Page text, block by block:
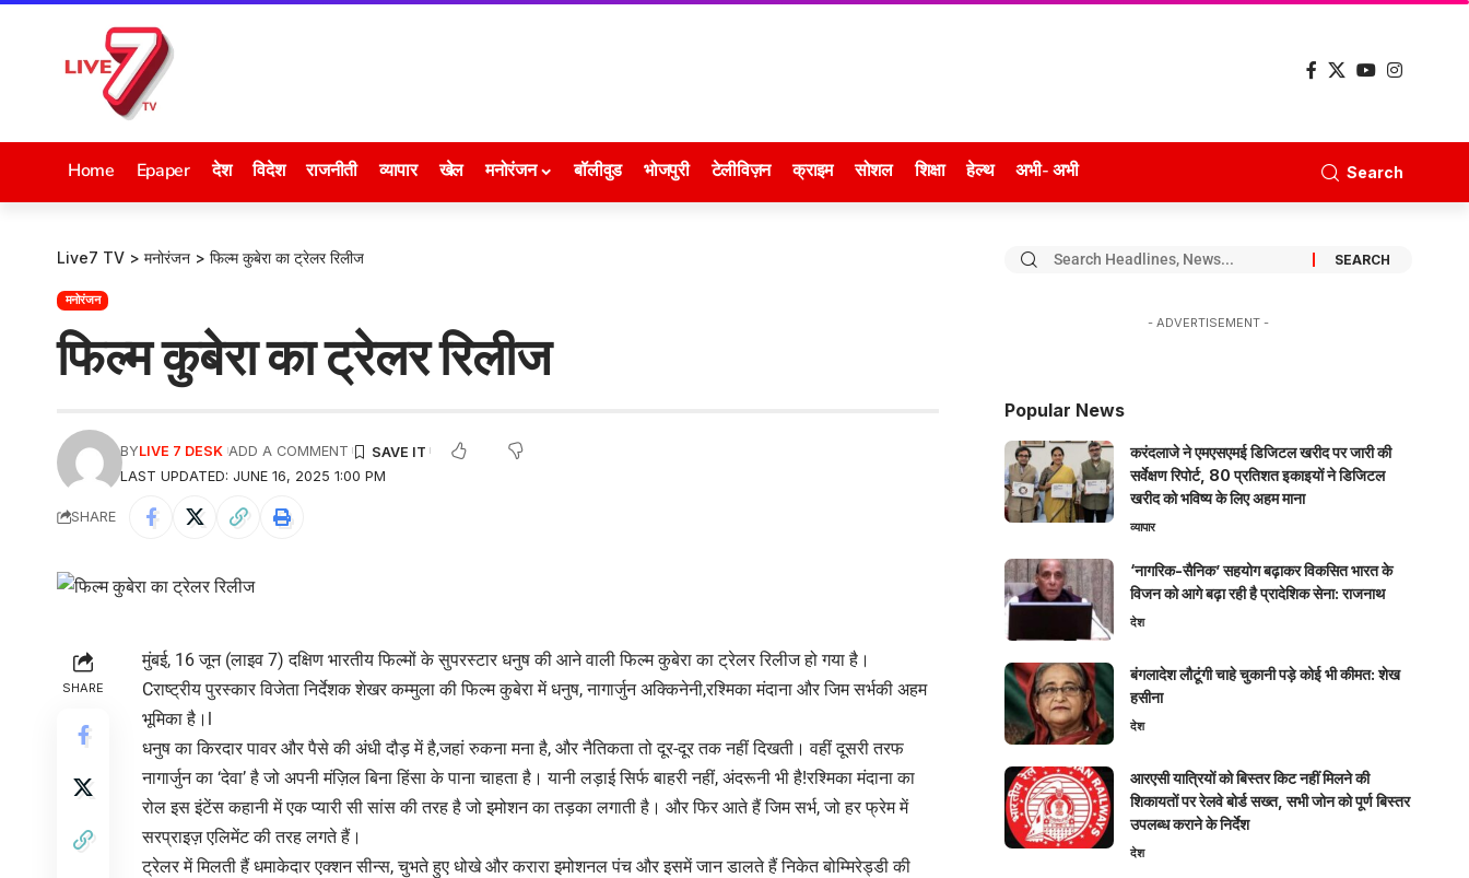
Home Epaper देश विदेश राजनीती व्यापार खेल मनोरंजन बॉलीवुड भोजपुरी टेलीविज़न क्राइम सोशल शिक्षा हेल्थ अभी- अभी Search
Live7 TV > मनोरंजन > फिल्म कुबेरा का ट्रेलर रिलीज
मनोरंजन
फिल्म कुबेरा का ट्रेलर रिलीज
LAST UPDATED: JUNE 16, 2025 1:00 PM
BYLIVE 7 DESK ADD A COMMENT
SHARE
SHARE
मुंबई, 16 जून (लाइव 7) दक्षिण भारतीय फिल्मों के सुपरस्टार धनुष की आने वाली फिल्म कुबेरा का ट्रेलर रिलीज हो गया है।
Cराष्ट्रीय पुरस्कार विजेता निर्देशक शेखर कम्मुला की फिल्म कुबेरा में धनुष, नागार्जुन अक्किनेनी,रश्मिका मंदाना और जिम सर्भकी अहम
भूमिका है।l
धनुष का किरदार पावर और पैसे की अंधी दौड़ में है,जहां रुकना मना है, और नैतिकता तो दूर-दूर तक नहीं दिखती। वहीं दूसरी तरफ
नागार्जुन का ‘देवा’ है जो अपनी मंज़िल बिना हिंसा के पाना चाहता है। यानी लड़ाई सिर्फ बाहरी नहीं, अंदरूनी भी है!रश्मिका मंदाना का
रोल इस इंटेंस कहानी में एक प्यारी सी सांस की तरह है जो इमोशन का तड़का लगाती है। और फिर आते हैं जिम सर्भ, जो हर फ्रेम में
सरप्राइज़ एलिमेंट की तरह लगते हैं।
ट्रेलर में मिलती हैं धमाकेदार एक्शन सीन्स, चुभते हुए धोखे और करारा इमोशनल पंच और इसमें जान डालते हैं निकेत बोम्मिरेड्डी की
- ADVERTISEMENT -
Popular News
करंदलाजे ने एमएसएमई डिजिटल खरीद पर जारी की
सर्वेक्षण रिपोर्ट, 80 प्रतिशत इकाइयों ने डिजिटल
खरीद को भविष्य के लिए अहम माना
व्यापार
‘नागरिक-सैनिक’ सहयोग बढ़ाकर विकसित भारत के
विजन को आगे बढ़ा रही है प्रादेशिक सेना: राजनाथ
देश
बंगलादेश लौटूंगी चाहे चुकानी पड़े कोई भी कीमत: शेख
हसीना
देश
आरएसी यात्रियों को बिस्तर किट नहीं मिलने की
शिकायतों पर रेलवे बोर्ड सख्त, सभी जोन को पूर्ण बिस्तर
उपलब्ध कराने के निर्देश
देश